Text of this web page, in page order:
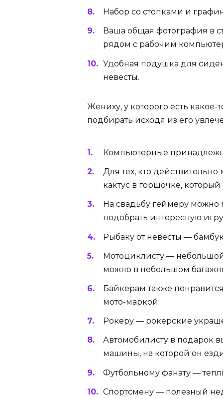
Набор со стопками и
Ваша общая фотография в
рядом с рабочим
Удобная подушка для
невесты.
Жениху, у которого есть
подбирать исходя из его
Компьютерные
Для тех, кто
кактус в горшочке,
На свадьбу геймеру
подобрать интересную
Рыбаку от невесты —
Мотоциклисту —
можно в небольшом
Байкерам также
мото-маркой.
Рокеру — рокерские
Автомобилисту в подарок
машины, на которой он
Футбольному фанату —
Спортсмену — полезный